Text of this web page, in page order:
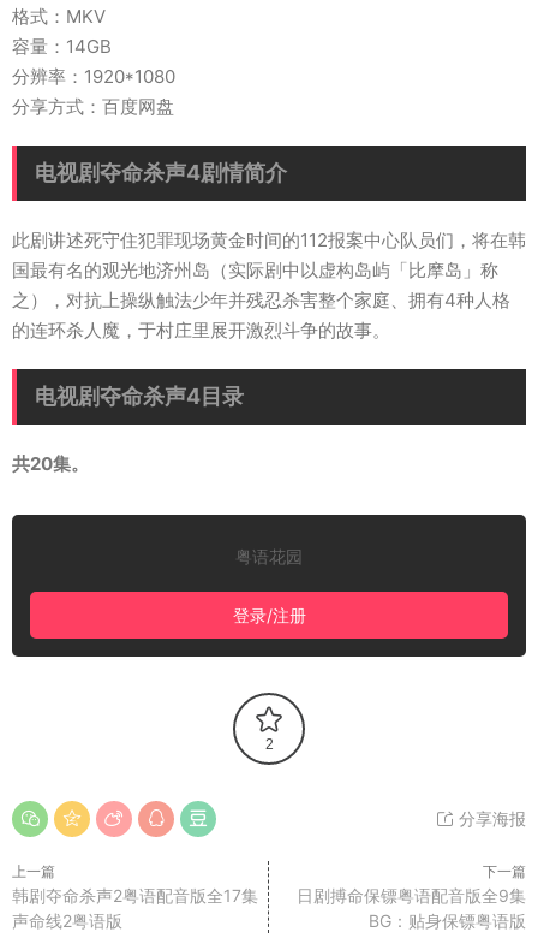
格式：MKV
容量：14GB
分辨率：1920*1080
分享方式：百度网盘
电视剧夺命杀声4剧情简介
此剧讲述死守住犯罪现场黄金时间的112报案中心队员们，将在韩
国最有名的观光地济州岛（实际剧中以虚构岛屿「比摩岛」称
之），对抗上操纵触法少年并残忍杀害整个家庭、拥有4种人格
的连环杀人魔，于村庄里展开激烈斗争的故事。
电视剧夺命杀声4目录
共20集。
粤语花园
登录/注册
2
分享海报
上一篇
韩剧夺命杀声2粤语配音版全17集
声命线2粤语版
下一篇
日剧搏命保镖粤语配音版全9集
BG：贴身保镖粤语版